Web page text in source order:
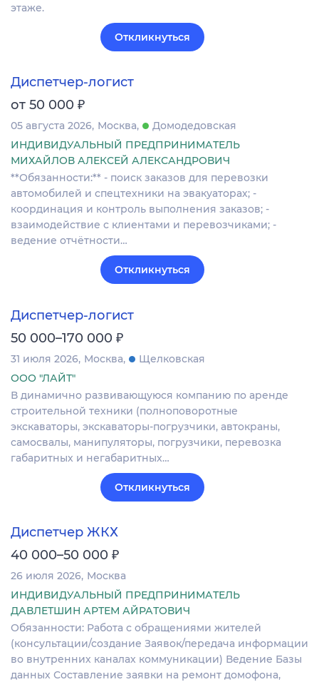
этаже.
Откликнуться
Диспетчер-логист
от 50 000 ₽
05 августа 2026 Москва
Домодедовская
ИНДИВИДУАЛЬНЫЙ ПРЕДПРИНИМАТЕЛЬ
МИХАЙЛОВ АЛЕКСЕЙ АЛЕКСАНДРОВИЧ
**Обязанности:** - поиск заказов для перевозки
автомобилей и спецтехники на эвакуаторах; -
координация и контроль выполнения заказов; -
взаимодействие с клиентами и перевозчиками; -
ведение отчётности…
Откликнуться
Диспетчер-логист
50 000–170 000 ₽
31 июля 2026 Москва
Щелковская
ООО "ЛАЙТ"
В динамично развивающуюся компанию по аренде
строительной техники (полноповоротные
экскаваторы, экскаваторы-погрузчики, автокраны,
самосвалы, манипуляторы, погрузчики, перевозка
габаритных и негабаритных…
Откликнуться
Диспетчер ЖКХ
40 000–50 000 ₽
26 июля 2026 Москва
ИНДИВИДУАЛЬНЫЙ ПРЕДПРИНИМАТЕЛЬ
ДАВЛЕТШИН АРТЕМ АЙРАТОВИЧ
Обязанности: Работа с обращениями жителей
(консультации/создание Заявок/передача информации
во внутренних каналах коммуникации) Ведение Базы
данных Составление заявки на ремонт домофона,